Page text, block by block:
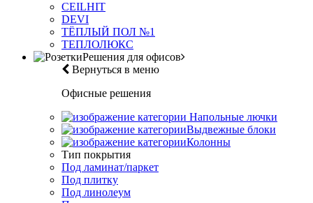
CEILHIT
DEVI
ТЁПЛЫЙ ПОЛ №1
ТЕПЛОЛЮКС
Решения для офисов
Вернуться в меню
Офисные решения
Напольные лючки
Выдвежные блоки
Колонны
Тип покрытия
Под ламинат/паркет
Под плитку
Под линолеум